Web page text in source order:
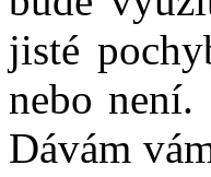
jisté
nebo není.
Dávám